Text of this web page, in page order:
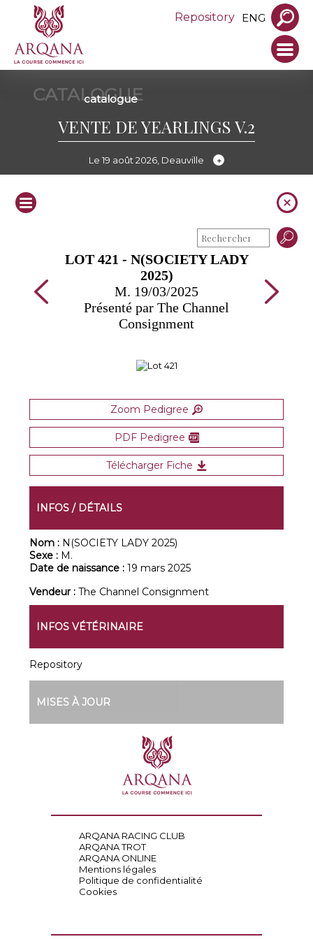
Repository ENG
CATALOGUE
catalogue
VENTE DE YEARLINGS V.2
Le 19 août 2026, Deauville
LOT 421 - N(SOCIETY LADY
2025)
M. 19/03/2025
Présenté par The Channel
Consignment
Zoom Pedigree
PDF Pedigree
Télécharger Fiche
INFOS / DÉTAILS
Nom : N(SOCIETY LADY 2025)
Sexe : M.
Date de naissance :19 mars 2025
Vendeur :The Channel Consignment
INFOS VÉTÉRINAIRE
Repository
MISES À JOUR
ARQANA RACING CLUB
ARQANA TROT
ARQANA ONLINE
Mentions légales
Politique de confidentialité
Cookies